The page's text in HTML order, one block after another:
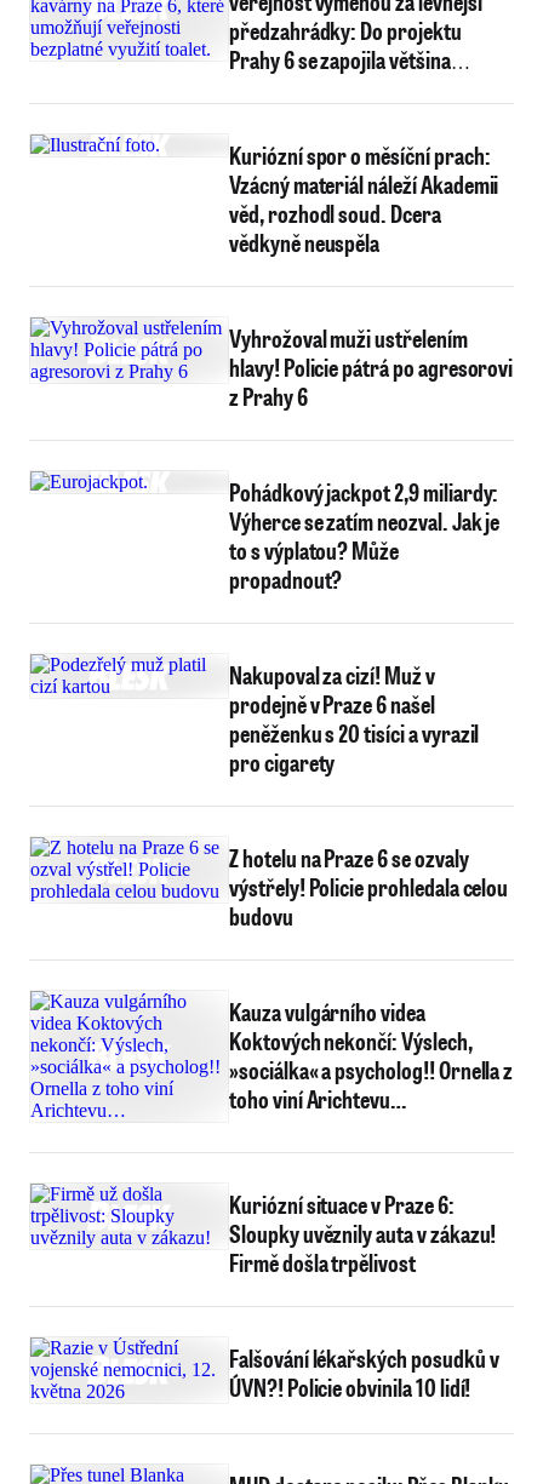
předzahrádky: Do projektu
Prahy 6 se zapojila většina
Kuriózní spor o měsíční prach:
Vzácný materiál náleží Akademii
věd, rozhodl soud. Dcera
vědkyně neuspěla
Vyhrožoval muži ustřelením
hlavy! Policie pátrá po agresorovi
z Prahy 6
Pohádkový jackpot 2,9 miliardy:
Výherce se zatím neozval. Jak je
to s výplatou? Může
propadnout?
Nakupoval za cizí! Muž v
prodejně v Praze 6 našel
peněženku s 20 tisíci a vyrazil
pro cigarety
Z hotelu na Praze 6 se ozvaly
výstřely! Policie prohledala celou
budovu
Kauza vulgárního videa
Koktových nekončí: Výslech,
»sociálka« a psycholog!! Ornella z
toho viní Arichtevu…
Kuriózní situace v Praze 6:
Sloupky uvěznily auta v zákazu!
Firmě došla trpělivost
Falšování lékařských posudků v
ÚVN?! Policie obvinila 10 lidí!